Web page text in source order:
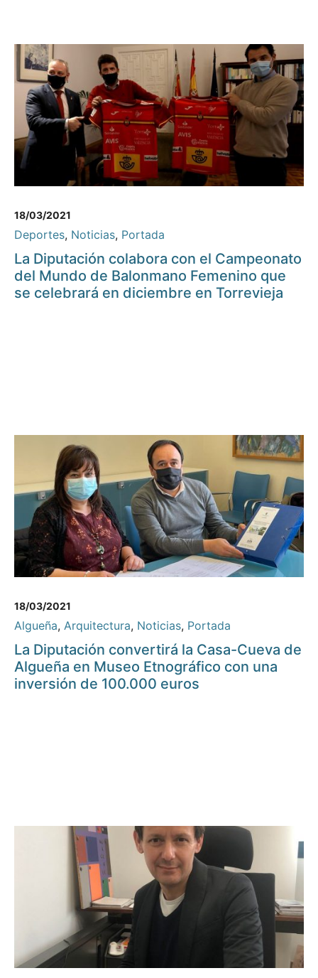
18/03/2021
Deportes, Noticias, Portada
La Diputación colabora con el Campeonato
del Mundo de Balonmano Femenino que
se celebrará en diciembre en Torrevieja
18/03/2021
Algueña, Arquitectura, Noticias, Portada
La Diputación convertirá la Casa-Cueva de
Algueña en Museo Etnográfico con una
inversión de 100.000 euros